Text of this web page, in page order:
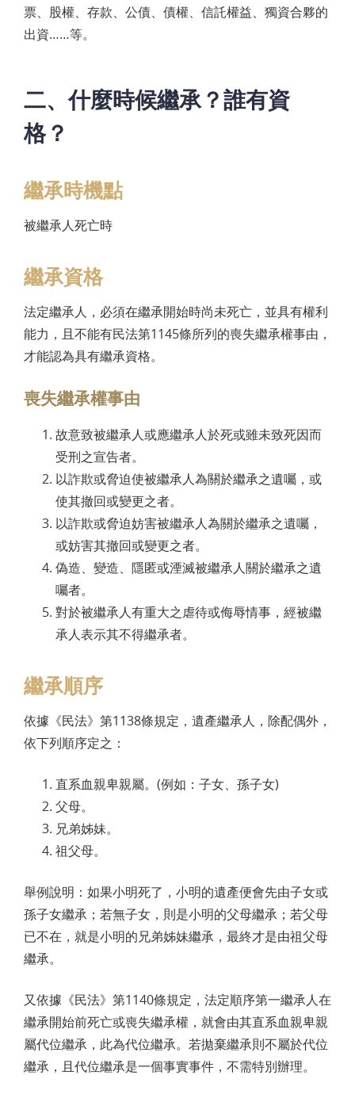
票、股權、存款、公債、債權、信託權益、獨資合夥的
出資……等。
二、什麼時候繼承？誰有資
格？
繼承時機點
被繼承人死亡時
繼承資格
法定繼承人，必須在繼承開始時尚未死亡，並具有權利
能力，且不能有民法第1145條所列的喪失繼承權事由，
才能認為具有繼承資格。
喪失繼承權事由
故意致被繼承人或應繼承人於死或雖未致死因而
受刑之宣告者。
以詐欺或脅迫使被繼承人為關於繼承之遺囑，或
使其撤回或變更之者。
以詐欺或脅迫妨害被繼承人為關於繼承之遺囑，
或妨害其撤回或變更之者。
偽造、變造、隱匿或湮滅被繼承人關於繼承之遺
囑者。
對於被繼承人有重大之虐待或侮辱情事，經被繼
承人表示其不得繼承者。
繼承順序
依據《民法》第1138條規定，遺產繼承人，除配偶外，
依下列順序定之：
直系血親卑親屬。(例如：子女、孫子女)
父母。
兄弟姊妹。
祖父母。
舉例說明：如果小明死了，小明的遺產便會先由子女或
孫子女繼承；若無子女，則是小明的父母繼承；若父母
已不在，就是小明的兄弟姊妹繼承，最終才是由祖父母
繼承。
又依據《民法》第1140條規定，法定順序第一繼承人在
繼承開始前死亡或喪失繼承權，就會由其直系血親卑親
屬代位繼承，此為代位繼承。若拋棄繼承則不屬於代位
繼承，且代位繼承是一個事實事件，不需特別辦理。